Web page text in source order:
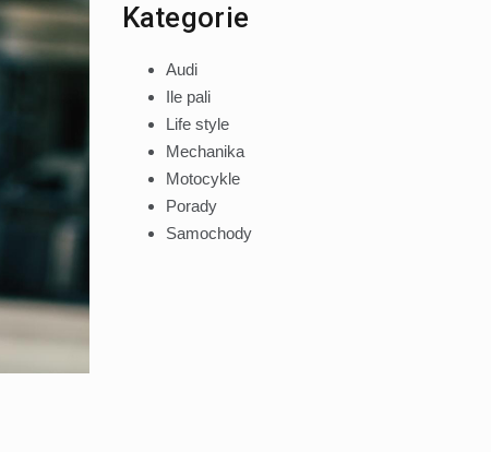
Kategorie
Audi
Ile pali
Life style
Mechanika
Motocykle
Porady
Samochody